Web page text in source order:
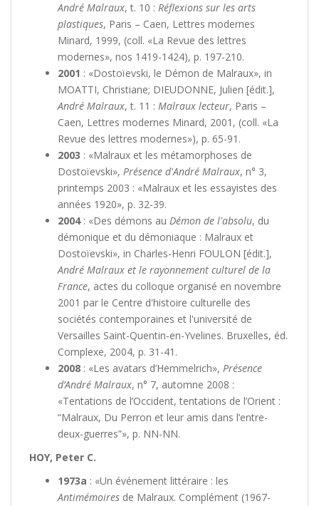
André Malraux, t. 10 : Réflexions sur les arts
plastiques, Paris – Caen, Lettres modernes
Minard, 1999, (coll. «La Revue des lettres
modernes», nos 1419-1424), p. 197-210.
2001 : «Dostoïevski, le Démon de Malraux», in
MOATTI, Christiane; DIEUDONNE, Julien [édit.],
André Malraux, t. 11 : Malraux lecteur, Paris –
Caen, Lettres modernes Minard, 2001, (coll. «La
Revue des lettres modernes»), p. 65-91.
2003 : «Malraux et les métamorphoses de
Dostoïevski», Présence d'André Malraux, n° 3,
printemps 2003 : «Malraux et les essayistes des
années 1920», p. 32-39.
2004: «Des démons au Démon de l'absolu, du
démonique et du démoniaque : Malraux et
Dostoïevski», in Charles-Henri FOULON [édit.],
André Malraux et le rayonnement culturel de la
France, actes du colloque organisé en novembre
2001 par le Centre d'histoire culturelle des
sociétés contemporaines et l'université de
Versailles Saint-Quentin-en-Yvelines. Bruxelles, éd.
Complexe, 2004, p. 31-41.
2008 : «Les avatars d’Hemmelrich», Présence
d’André Malraux, n° 7, automne 2008 :
«Tentations de l’Occident, tentations de l’Orient :
“Malraux, Du Perron et leur amis dans l’entre-
deux-guerres”», p. NN-NN.
HOY, Peter C.
1973a : «Un événement littéraire : les
Antimémoires de Malraux. Complément (1967-